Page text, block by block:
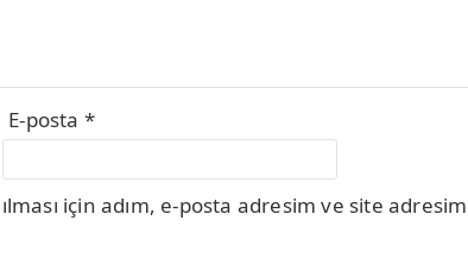
E-posta *
için adım, e-posta adresim ve site